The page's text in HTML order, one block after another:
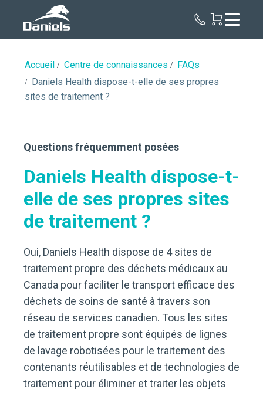
Accueil Centre de connaissances
FAQs
Daniels Health dispose-t-elle de ses propres
sites de traitement ?
Questions fréquemment posées
Daniels Health dispose-t-
elle de ses propres sites
de traitement ?
Oui, Daniels Health dispose de 4 sites de
traitement propre des déchets médicaux au
Canada pour faciliter le transport efficace des
déchets de soins de santé à travers son
réseau de services canadien. Tous les sites
de traitement propre sont équipés de lignes
de lavage robotisées pour le traitement des
contenants réutilisables et de technologies de
traitement pour éliminer et traiter les objets